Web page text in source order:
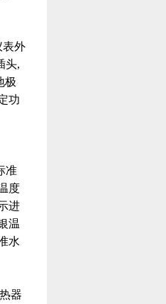
表外
头,
极
功
准
度
进
温
水
器